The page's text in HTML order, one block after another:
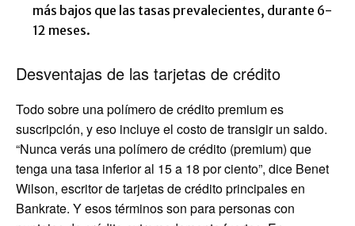
más bajos que las tasas prevalecientes, durante 6-
12 meses.
Desventajas de las tarjetas de crédito
Todo sobre una polímero de crédito premium es
suscripción, y eso incluye el costo de transigir un saldo.
“Nunca verás una polímero de crédito (premium) que
tenga una tasa inferior al 15 a 18 por ciento”, dice Benet
Wilson, escritor de tarjetas de crédito principales en
Bankrate. Y esos términos son para personas con